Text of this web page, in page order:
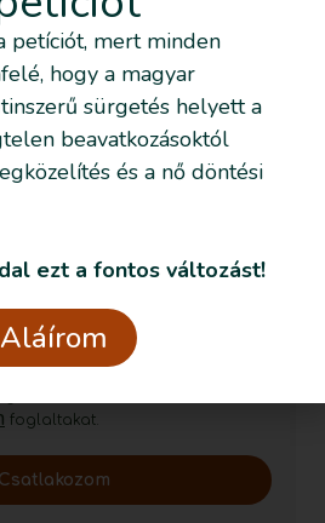
követni az
emailben is
a saját történetemet
foglaltakat.
Csatlakozom
petíciót, mert minden
hogy a magyar
sürgetés helyett a
beavatkozásoktól
és a nő döntési
ezt a fontos változást!
Aláírom